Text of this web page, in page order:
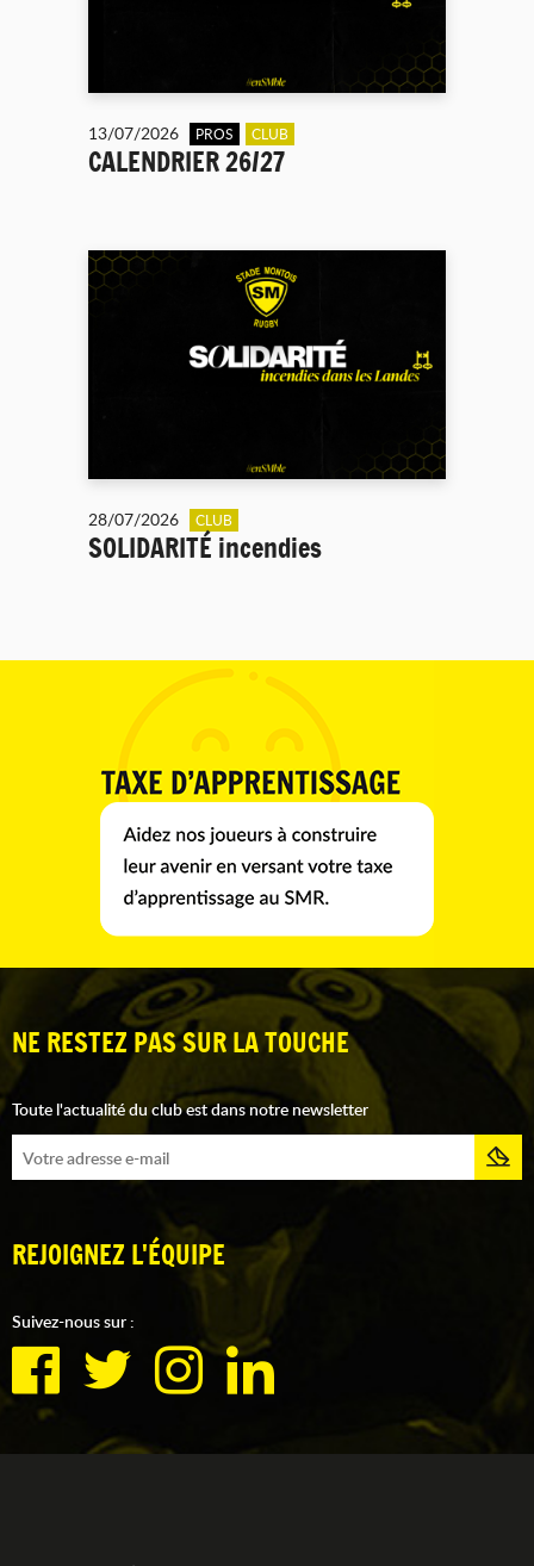
13/07/2026 PROS CLUB
CALENDRIER 26/27
28/07/2026 CLUB
SOLIDARITÉ incendies
NE RESTEZ PAS SUR LA TOUCHE
Toute l'actualité du club est dans notre newsletter
REJOIGNEZ L'ÉQUIPE
Suivez-nous sur :